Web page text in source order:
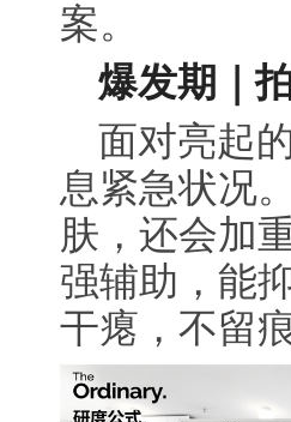
案。
爆发期｜
面对亮起
息紧急状况
肤，还会加
强辅助，能
干瘪，不留痕